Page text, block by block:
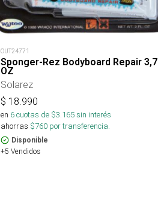
OUT24771
Sponger-Rez Bodyboard Repair 3,7
OZ
Solarez
$ 18.990
en 6cuotas de $3.165sin interés
ahorras $760 por transferencia.
Disponible
+5 Vendidos